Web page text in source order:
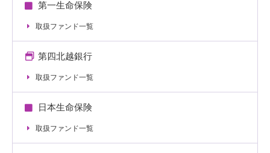
第一生命保険
取扱ファンド一覧
第四北越銀行
取扱ファンド一覧
日本生命保険
取扱ファンド一覧